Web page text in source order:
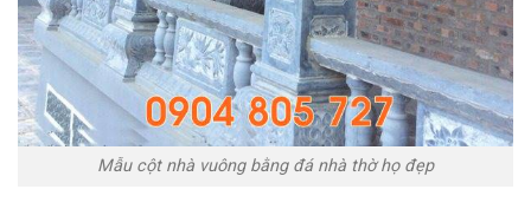
Mẫu cột nhà vuông bằng đá nhà thờ họ đẹp